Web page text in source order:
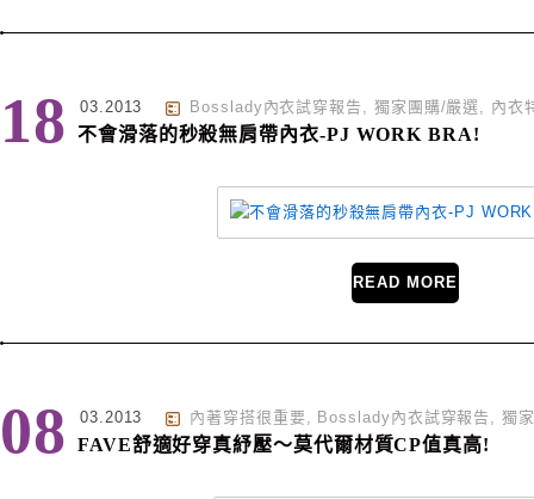
18 03.2013 Bosslady內衣試穿報告 , 獨家團購/嚴選, 內衣
不會滑落的秒殺無肩帶內衣-PJ WORK BRA!
READ MORE
08 03.2013 內著穿搭很重要, Bosslady內衣試穿報告 ,獨
FAVE舒適好穿真紓壓～莫代爾材質CP值真高!